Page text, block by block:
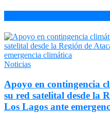
Noticias
Apoyo en contingencia
su red satelital desde la
Los Lagos ante